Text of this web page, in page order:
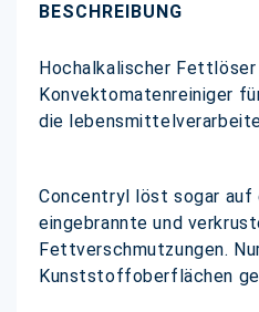
BESCHREIBUNG
Hochalkalischer Fettlöser
Konvektomatenreiniger
die
Concentryl löst sogar auf
eingebrannte und
Fettverschmutzungen.
Kunststoffoberflächen